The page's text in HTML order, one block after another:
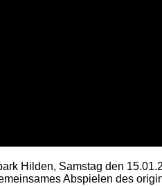
Hilden, Samstag den
Abspielen des